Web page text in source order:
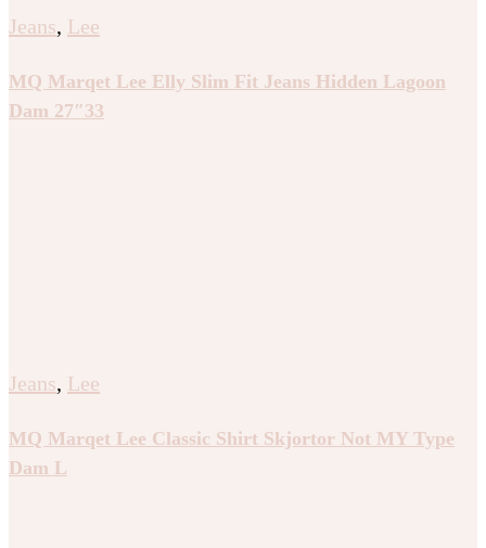
Jeans, Lee
MQ Marqet Lee Elly Slim Fit Jeans Hidden Lagoon
Dam 27″33
Jeans, Lee
MQ Marqet Lee Classic Shirt Skjortor Not MY Type
Dam L